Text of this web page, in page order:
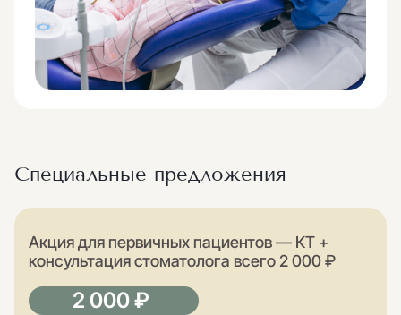
Специальные предложения
Акция для первичных пациентов — КТ +
консультация стоматолога всего 2 000 ₽
2 000 ₽